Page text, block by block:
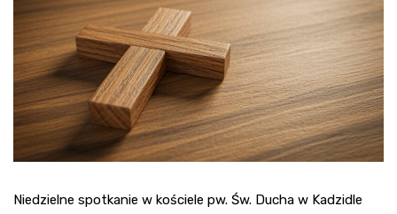
Niedzielne spotkanie w kościele pw. Św. Ducha w Kadzidle